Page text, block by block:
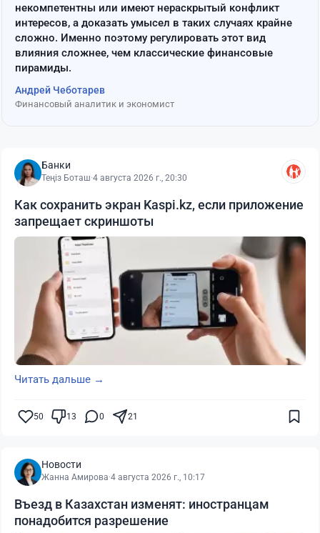
некомпетентны или имеют нераскрытый конфликт
интересов, а доказать умысел в таких случаях крайне
сложно. Именно поэтому регулировать этот вид
влияния сложнее, чем классические финансовые
пирамиды.
Андрей Чеботарев
Финансовый аналитик и экономист
Банки
Теңіз Боташ·4 августа 2026 г., 20:30
Как сохранить экран Kaspi.kz, если приложение
запрещает скриншоты
Читать дальше →
50 13 0 21
Новости
Жанна Амирова·4 августа 2026 г., 10:17
Въезд в Казахстан изменят: иностранцам
понадобится разрешение